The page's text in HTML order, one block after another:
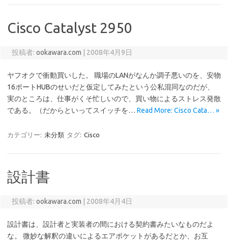
Cisco Catalyst 2950
投稿者: ookawara.com 2008年4月9日
ヤフオクで衝動買いした。 職場のLANがなんか調子悪いのを、安物
16ポートHUBのせいだと仮定してみたという公私混同なのだが、
実のところは、仕事がくそ忙しいので、買い物によるストレス発散
である。（だからといってスイッチを… Read More: Cisco Cata… »
カテゴリー: 未分類 タグ: Cisco
設計書
投稿者: ookawara.com 2008年4月4日
設計書は、設計者と実装者の間における契約書みたいなものだよ
な。 微妙な解釈の違いによるエアポケットがあるだとか、お互